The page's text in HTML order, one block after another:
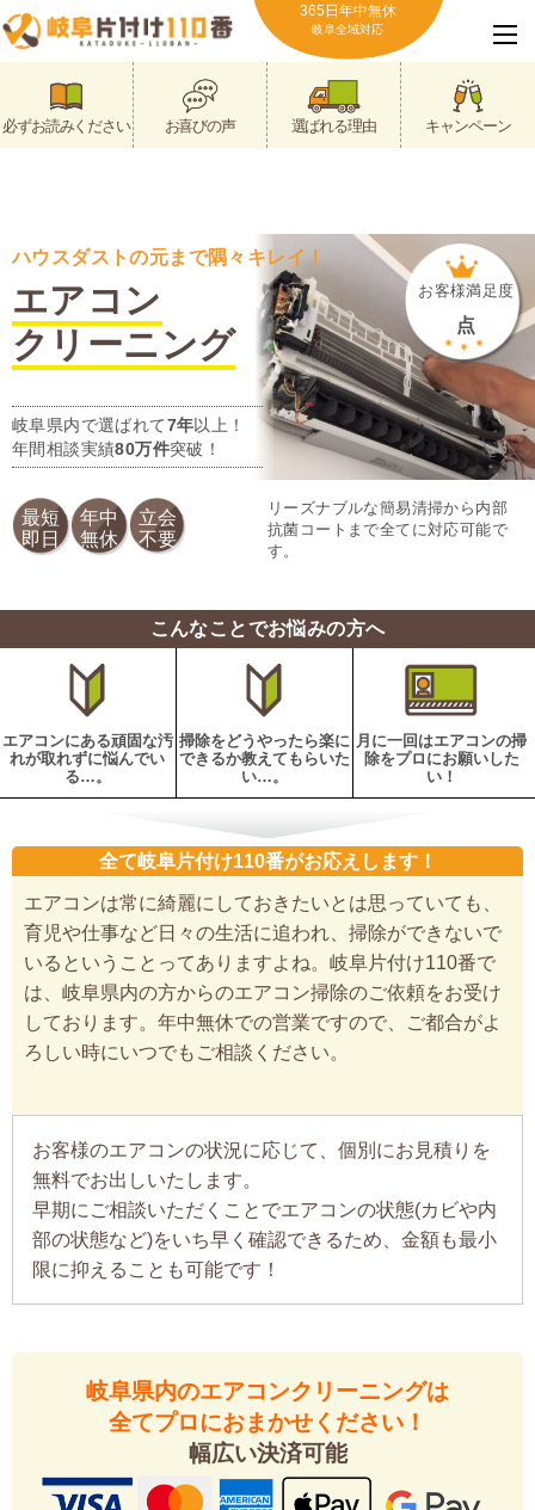
365日年中無休
岐阜全域対応
必ずお読みください お喜びの声 選ばれる理由 キャンペーン
ハウスダストの元まで隅々キレイ！
エアコン
クリーニング
岐阜県内で選ばれて7年以上！
年間相談実績80万件突破！
お客様満足度
点
最短
即日
年中
無休
立会
不要
リーズナブルな簡易清掃から内部
抗菌コートまで全てに対応可能で
す。
こんなことでお悩みの方へ
エアコンにある頑固な汚
れが取れずに悩んでい
る…。
掃除をどうやったら楽に
できるか教えてもらいた
い…。
月に一回はエアコンの掃
除をプロにお願いした
い！
全て岐阜片付け110番がお応えします！
エアコンは常に綺麗にしておきたいとは思っていても、
育児や仕事など日々の生活に追われ、掃除ができないで
いるということってありますよね。岐阜片付け110番で
は、岐阜県内の方からのエアコン掃除のご依頼をお受け
しております。年中無休での営業ですので、ご都合がよ
ろしい時にいつでもご相談ください。
お客様のエアコンの状況に応じて、個別にお見積りを
無料でお出しいたします。
早期にご相談いただくことでエアコンの状態(カビや内
部の状態など)をいち早く確認できるため、金額も最小
限に抑えることも可能です！
岐阜県内のエアコンクリーニングは
全てプロにおまかせください！
幅広い決済可能